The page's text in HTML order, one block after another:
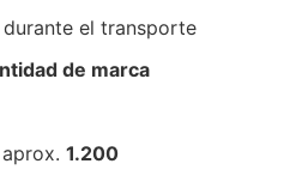
el transporte
de marca
1.200